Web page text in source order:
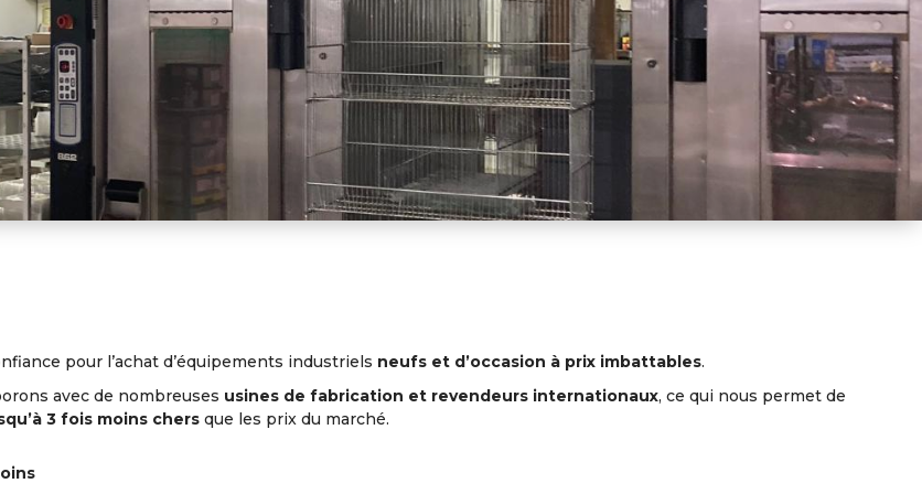
pour l’achat d’équipements industriels neufs et d’occasion à prix imbattables.
avec de nombreuses usines de fabrication et revendeurs internationaux, ce qui nous permet de
3 fois moins chers que les prix du marché.